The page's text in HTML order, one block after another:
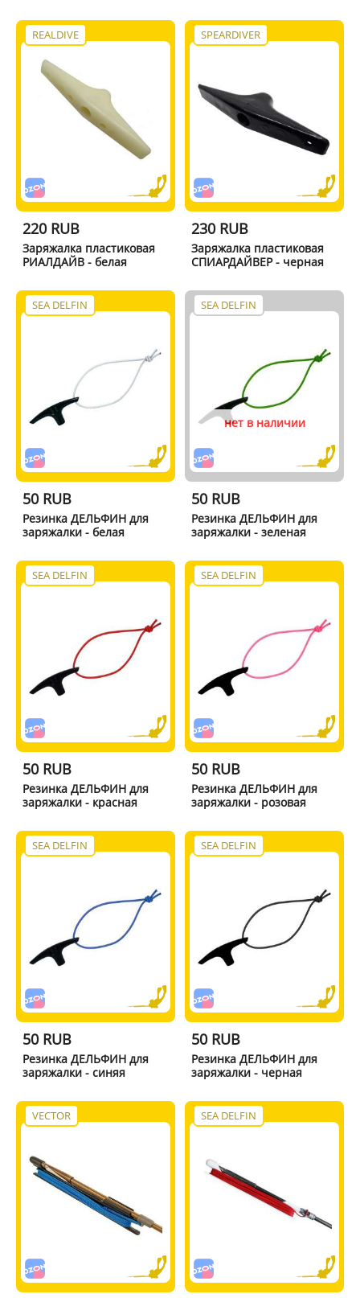
REALDIVE
220 RUB
Заряжалка пластиковая
РИАЛДАЙВ - белая
SPEARDIVER
230 RUB
Заряжалка пластиковая
СПИАРДАЙВЕР - черная
SEA DELFIN
50 RUB
Резинка ДЕЛЬФИН для
заряжалки - белая
SEA DELFIN
нет в наличии
50 RUB
Резинка ДЕЛЬФИН для
заряжалки - зеленая
SEA DELFIN
50 RUB
Резинка ДЕЛЬФИН для
заряжалки - красная
SEA DELFIN
50 RUB
Резинка ДЕЛЬФИН для
заряжалки - розовая
SEA DELFIN
50 RUB
Резинка ДЕЛЬФИН для
заряжалки - синяя
SEA DELFIN
50 RUB
Резинка ДЕЛЬФИН для
заряжалки - черная
VECTOR SEA DELFIN